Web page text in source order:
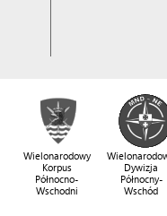
Wielonarodowy
Korpus
Północno-
Wschodni
Dywizja
Północny-
Wschód